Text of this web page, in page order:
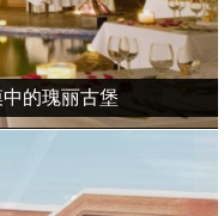
的瑰丽古堡